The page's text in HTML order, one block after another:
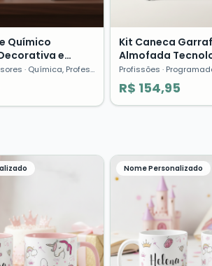
Químico
e
| Dia…
· Química, Professor de Química, Avatar
Kit Caneca
Almofada
Programador
Profissões ·
R$ 154,95
Nome Personalizado